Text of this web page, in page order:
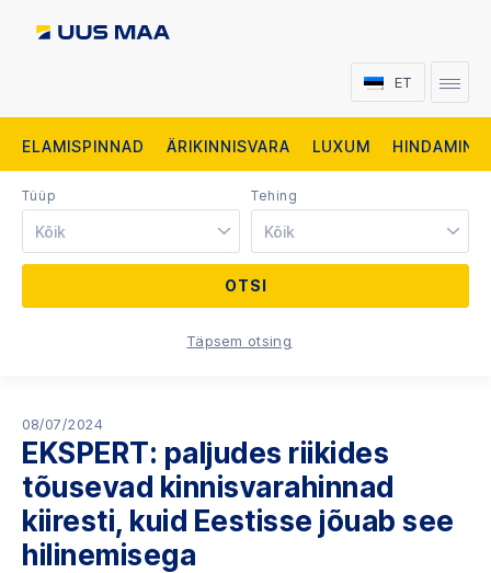
ET
ELAMISPINNAD ÄRIKINNISVARA LUXUM HINDAMINE
Tüüp
Kõik
Tehing
Kõik
Täpsem otsing
08/07/2024
EKSPERT: paljudes riikides
tõusevad kinnisvarahinnad
kiiresti, kuid Eestisse jõuab see
hilinemisega